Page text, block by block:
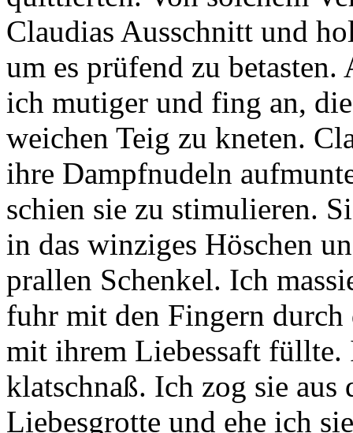
Claudias Ausschnitt und
um es prüfend zu
ich mutiger und fing an,
weichen Teig zu kneten.
ihre Dampfnudeln
schien sie zu stimulieren.
in das winziges Höschen
prallen Schenkel. Ich
fuhr mit den Fingern
mit ihrem Liebessaft
klatschnaß. Ich zog sie aus
Liebesgrotte und ehe ich